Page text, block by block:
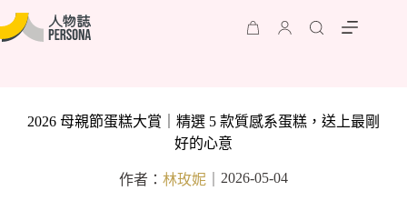
2026 母親節蛋糕大賞｜精選 5 款質感系蛋糕，送上最剛
好的心意
作者： 林玫妮 2026-05-04